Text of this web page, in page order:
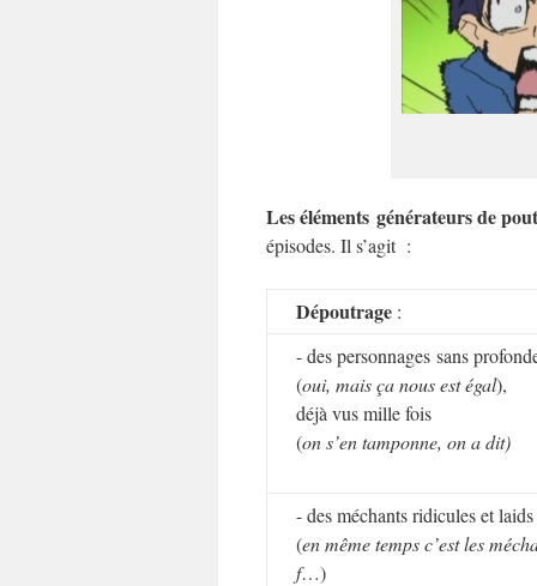
Les éléments générateurs de
épisodes. Il s’agit :
Dépoutrage :
- des personnages sans
(oui, mais ça nous est égal),
déjà vus mille fois
(on s’en tamponne, on a dit)
- des méchants ridicules et laids
(en même temps c’est les
f…)